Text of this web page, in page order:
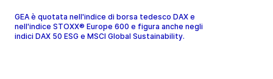
GEA è quotata nell'indice di borsa tedesco DAX e
nell'indice STOXX® Europe 600 e figura anche negli
indici DAX 50 ESG e MSCI Global Sustainability.